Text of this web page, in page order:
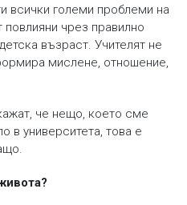
всички големи проблеми на
повлияни чрез правилно
възраст. Учителят не
мислене, отношение,
че нещо, което сме
в университета, това е